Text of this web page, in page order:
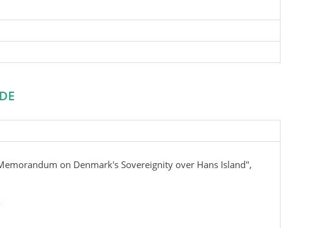
on Denmark's Sovereignity over Hans Island",